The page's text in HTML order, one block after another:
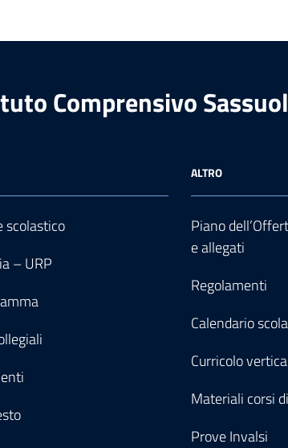
Comprensivo
scolastico
– URP
ALTRO
Piano
e allegati
Regolamenti
Calendario
Curricolo
Materiali corsi
Prove Invalsi